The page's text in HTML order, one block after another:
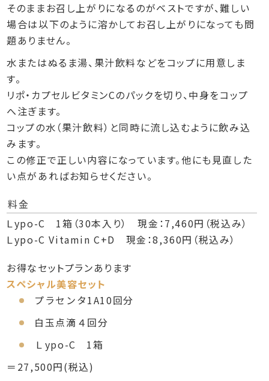
そのままお召し上がりになるのがベストですが、難しい
場合は以下のように溶かしてお召し上がりになっても問
題ありません。
水またはぬるま湯、果汁飲料などをコップに用意しま
す。
リポ・カプセルビタミンCのパックを切り、中身をコップ
へ注ぎます。
コップの水（果汁飲料）と同時に流し込むように飲み込
みます。
この修正で正しい内容になっています。他にも見直した
い点があればお知らせください。
料金
Ｌypo-C 1箱（30本入り） 現金：7,460円（税込み）
Ｌypo-C Vitamin C+D 現金：8,360円（税込み）
お得なセットプランあります
スペシャル美容セット
プラセンタ1A10回分
白玉点滴４回分
Ｌypo-C 1箱
＝27,500円(税込)